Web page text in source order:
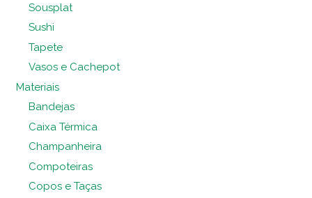
Sousplat
Sushi
Tapete
Vasos e Cachepot
Materiais
Bandejas
Caixa Térmica
Champanheira
Compoteiras
Copos e Taças